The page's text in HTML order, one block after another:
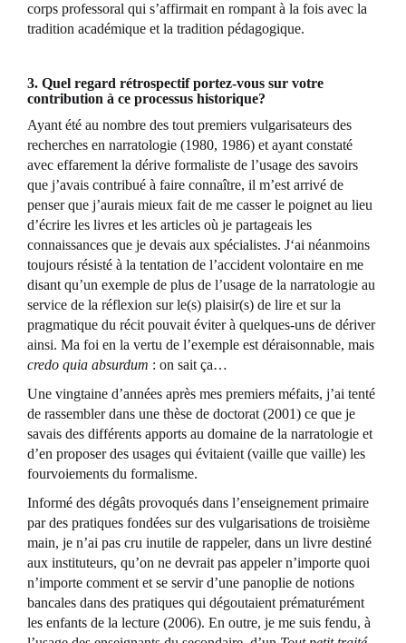
corps professoral qui s’affirmait en rompant à la fois avec la
tradition académique et la tradition pédagogique.
3. Quel regard rétrospectif portez-vous sur votre
contribution à ce processus historique?
Ayant été au nombre des tout premiers vulgarisateurs des
recherches en narratologie (1980, 1986) et ayant constaté
avec effarement la dérive formaliste de l’usage des savoirs
que j’avais contribué à faire connaître, il m’est arrivé de
penser que j’aurais mieux fait de me casser le poignet au lieu
d’écrire les livres et les articles où je partageais les
connaissances que je devais aux spécialistes. J‘ai néanmoins
toujours résisté à la tentation de l’accident volontaire en me
disant qu’un exemple de plus de l’usage de la narratologie au
service de la réflexion sur le(s) plaisir(s) de lire et sur la
pragmatique du récit pouvait éviter à quelques-uns de dériver
ainsi. Ma foi en la vertu de l’exemple est déraisonnable, mais
credo quia absurdum : on sait ça…
Une vingtaine d’années après mes premiers méfaits, j’ai tenté
de rassembler dans une thèse de doctorat (2001) ce que je
savais des différents apports au domaine de la narratologie et
d’en proposer des usages qui évitaient (vaille que vaille) les
fourvoiements du formalisme.
Informé des dégâts provoqués dans l’enseignement primaire
par des pratiques fondées sur des vulgarisations de troisième
main, je n’ai pas cru inutile de rappeler, dans un livre destiné
aux instituteurs, qu’on ne devrait pas appeler n’importe quoi
n’importe comment et se servir d’une panoplie de notions
bancales dans des pratiques qui dégoutaient prématurément
les enfants de la lecture (2006). En outre, je me suis fendu, à